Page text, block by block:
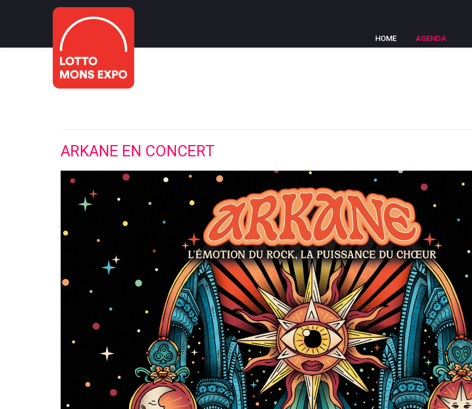
HOME AGENDA
ARKANE EN CONCERT